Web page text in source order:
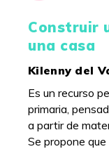
Construir
una casa
Kilenny del
Es un recurso
primaria,
a partir de
Se propone